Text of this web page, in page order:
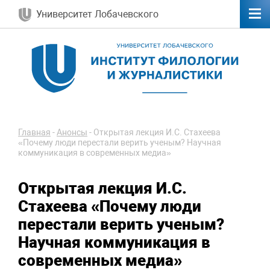
Университет Лобачевского
Главная -Анонсы - Открытая лекция И.С. Стахеева
«Почему люди перестали верить ученым? Научная
коммуникация в современных медиа»
Открытая лекция И.С.
Стахеева «Почему люди
перестали верить ученым?
Научная коммуникация в
современных медиа»